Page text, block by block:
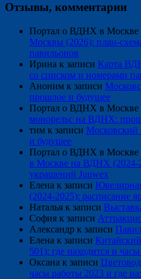
Отзывы, комментарии
Портал о ВДНХ в Москве
Москвы (2026): план-
павильонов
Ирина к записи Карта
со списком и номерами
Аноним к записи
прошлое и будущее
Портал о ВДНХ в Москве
монорельс на ВДНХ:
тим к записи
и будущее
Портал о ВДНХ в Москве
в Москве на ВДНХ (2024-
украшений Junwex
Елена к записи
(2024-2025): расписание
Наталья к записи
София к записи
Александр к записи
Елена к записи
501): где находится и
Оксана к записи
часы работы 2023 и где